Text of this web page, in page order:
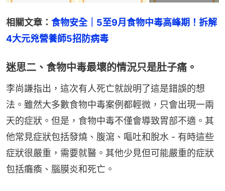
相關文章： 食物安全｜5至9月食物中毒高峰期！拆解
4大元兇營養師5招防病毒
迷思二、食物中毒最壞的情況只是肚子痛。
李尚謙指出，這次有人死亡就說明了這是錯誤的想
法。雖然大多數食物中毒案例都輕微，只會出現一兩
天的症狀。但是，食物中毒不僅會導致胃部不適。其
他常見症狀包括發燒、腹瀉、嘔吐和脫水 - 有時這些
症狀很嚴重，需要就醫。其他少見但可能嚴重的症狀
包括癱瘓、腦膜炎和死亡。